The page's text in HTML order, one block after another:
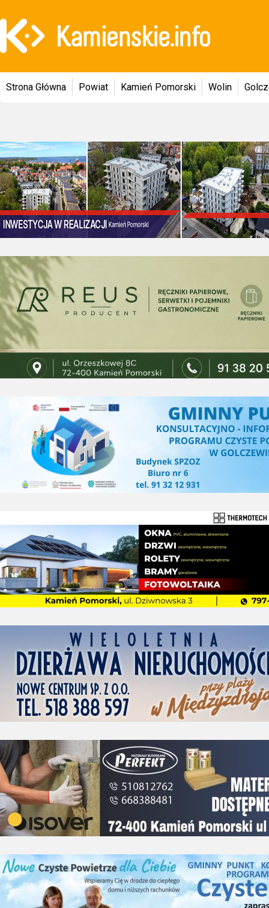
Strona Główna Powiat Kamień Pomorski Wolin